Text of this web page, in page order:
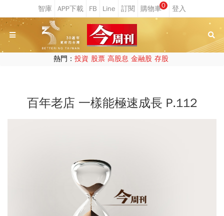
0
熱門： 投資 股票 高股息 金融股 存股
百年老店 一樣能極速成長 P.112